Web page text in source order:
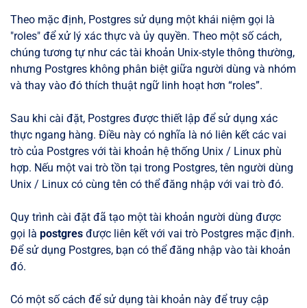
Theo mặc định, Postgres sử dụng một khái niệm gọi là
"roles" để xử lý xác thực và ủy quyền. Theo một số cách,
chúng tương tự như các tài khoản Unix-style thông thường,
nhưng Postgres không phân biệt giữa người dùng và nhóm
và thay vào đó thích thuật ngữ linh hoạt hơn “roles”.
Sau khi cài đặt, Postgres được thiết lập để sử dụng xác
thực ngang hàng. Điều này có nghĩa là nó liên kết các vai
trò của Postgres với tài khoản hệ thống Unix / Linux phù
hợp. Nếu một vai trò tồn tại trong Postgres, tên người dùng
Unix / Linux có cùng tên có thể đăng nhập với vai trò đó.
Quy trình cài đặt đã tạo một tài khoản người dùng được
gọi là postgres được liên kết với vai trò Postgres mặc định.
Để sử dụng Postgres, bạn có thể đăng nhập vào tài khoản
đó.
Có một số cách để sử dụng tài khoản này để truy cập